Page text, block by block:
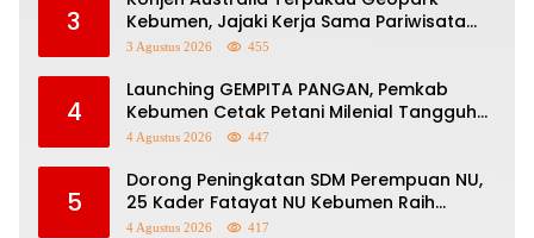
3
Kebumen, Jajaki Kerja Sama Pariwisata
hingga Pendidikan
3 Agustus 2026 455
4
Launching GEMPITA PANGAN, Pemkab
Kebumen Cetak Petani Milenial Tangguh
Perkuat Ketahanan Pangan
4 Agustus 2026 447
5
Dorong Peningkatan SDM Perempuan NU,
25 Kader Fatayat NU Kebumen Raih
Beasiswa Afirmasi IAINU
4 Agustus 2026 417